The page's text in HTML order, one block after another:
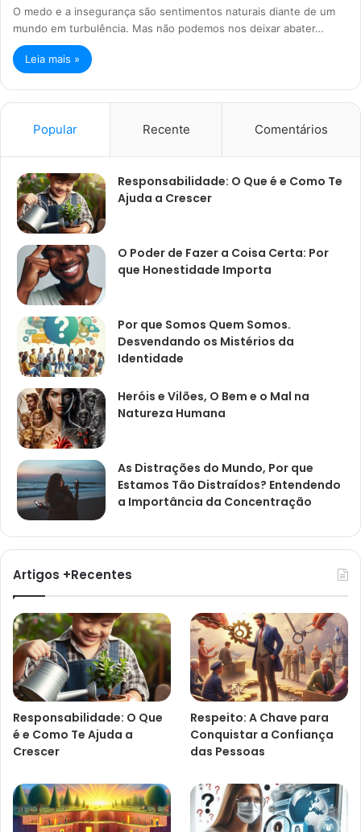
O medo e a insegurança são sentimentos naturais diante de um
mundo em turbulência. Mas não podemos nos deixar abater…
Leia mais »
Popular Recente Comentários
Responsabilidade: O Que é e Como Te
Ajuda a Crescer
O Poder de Fazer a Coisa Certa: Por
que Honestidade Importa
Por que Somos Quem Somos.
Desvendando os Mistérios da
Identidade
Heróis e Vilões, O Bem e o Mal na
Natureza Humana
As Distrações do Mundo, Por que
Estamos Tão Distraídos? Entendendo
a Importância da Concentração
Artigos +Recentes
Responsabilidade: O Que
é e Como Te Ajuda a
Crescer
Respeito: A Chave para
Conquistar a Confiança
das Pessoas